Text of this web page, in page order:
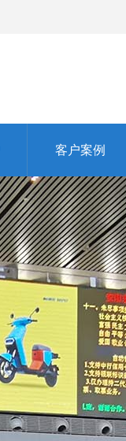
客户案例